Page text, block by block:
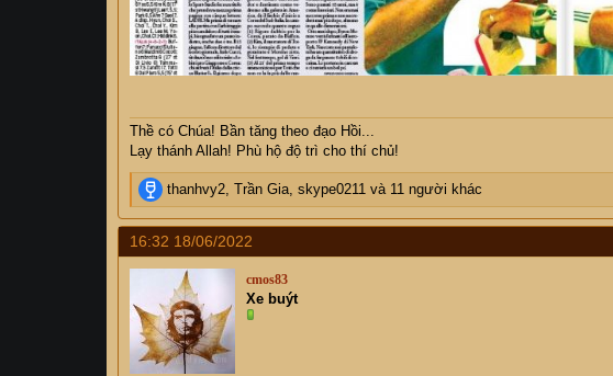
Thề có Chúa! Bần tăng theo đạo Hồi...
Lạy thánh Allah! Phù hộ độ trì cho thí chủ!
R
e
a
c
t
o
n
s
:
thanhvy2, Trần Gia, skype0211 và 11 người khác
16:32 18/06/2022
cmos83
Xe buýt